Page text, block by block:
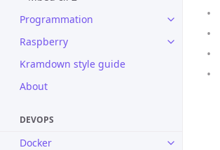
Programmation
Raspberry
Kramdown style guide
About
DEVOPS
Docker